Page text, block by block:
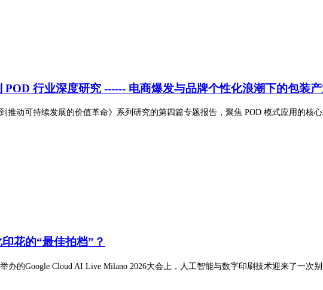
行业深度研究 ------ 电商爆发与品牌个性化浪潮下的包装
推动可持续发展的价值革命》系列研究的第四篇专题报告，聚焦 POD 模式应用的核
印花的“最佳拍档”？
办的Google Cloud AI Live Milano 2026大会上，人工智能与数字印刷技术迎来了一次